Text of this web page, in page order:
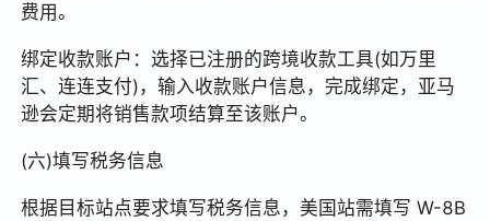
费用。
绑定收款账户：选择已注册的跨境收款工具(如万里
汇、连连支付)，输入收款账户信息，完成绑定，亚马
逊会定期将销售款项结算至该账户。
(六)填写税务信息
根据目标站点要求填写税务信息，美国站需填写 W-8B